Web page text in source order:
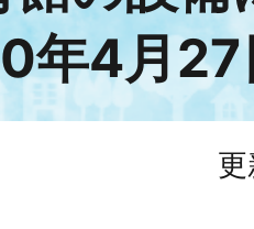
年4月